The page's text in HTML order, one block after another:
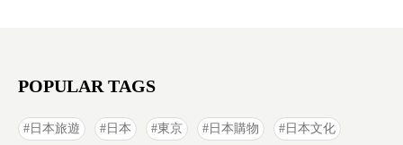
POPULAR TAGS
日本旅遊 日本 東京 日本購物 日本文化